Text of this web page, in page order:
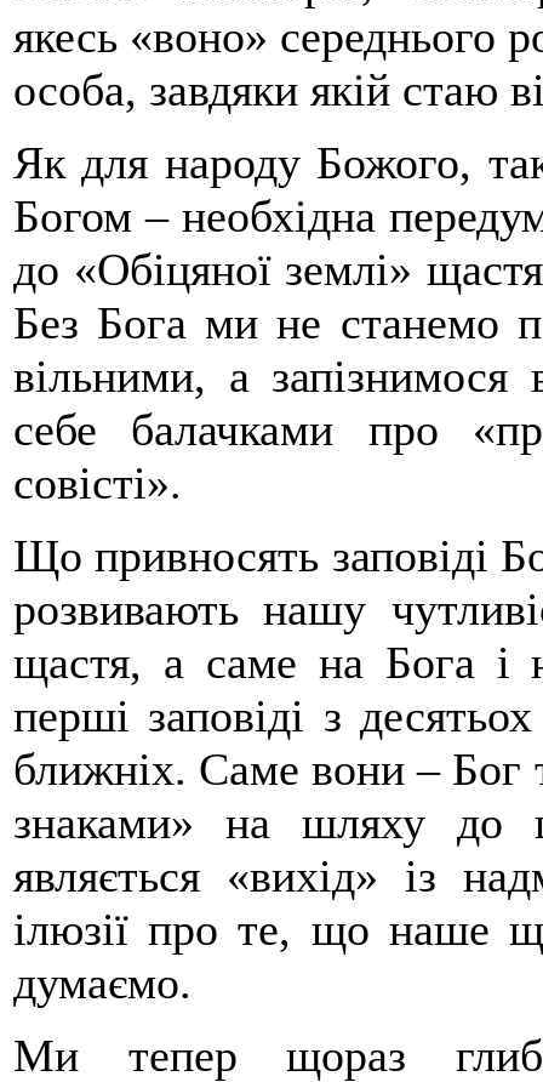
якесь «воно» середнього
особа, завдяки якій стаю
Як для народу Божого,
Богом – необхідна
до «Обіцяної землі»
Без Бога ми не станемо
вільними, а запізнимося
себе балачками про
совісті».
Що привносять заповіді
розвивають нашу
щастя, а саме на Бога
перші заповіді з
ближніх. Саме вони – Бог
знаками» на шляху до
являється «вихід» із
ілюзії про те, що наше
думаємо.
Ми тепер щораз